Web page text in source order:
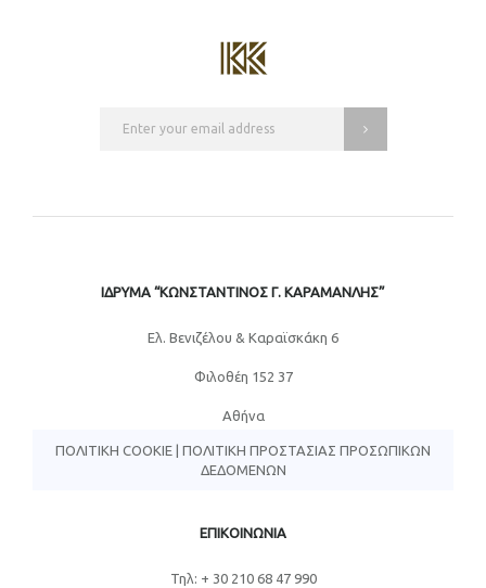
ΙΔΡΥΜΑ “ΚΩΝΣΤΑΝΤΙΝΟΣ Γ. ΚΑΡΑΜΑΝΛΗΣ”
Eλ. Βενιζέλου & Καραϊσκάκη 6
Φιλοθέη 152 37
Αθήνα
ΠΟΛΙΤΙΚΉ COOKIE
ΠΟΛΙΤΙΚΉ ΠΡΟΣΤΑΣΊΑΣ ΠΡΟΣΩΠΙΚΏΝ
ΔΕΔΟΜΈΝΩΝ
ΕΠΙΚΟΙΝΩΝΙΑ
Τηλ: + 30 210 68 47 990